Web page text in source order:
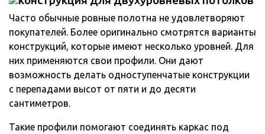
Часто обычные ровные полотна не удовлетворяют
покупателей. Более оригинально смотрятся варианты
конструкций, которые имеют несколько уровней. Для
них применяются свои профили. Они дают
возможность делать одноступенчатые конструкции
с перепадами высот от пяти и до десяти
сантиметров.
Такие профили помогают соединять каркас под